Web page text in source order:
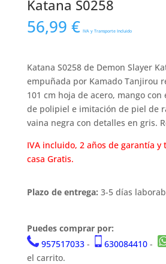
Katana S0258
56,99 € IVA y Transporte Incluido
Katana S0258 de Demon Slayer
empuñada por Kamado Tanjirou
101 cm hoja de acero, mango
de polipiel e imitación de piel de
vaina negra con detalles en gris.
IVA incluido, 2 años de garantía y
casa Gratis.
Plazo de entrega: 3-5 días
Puedes comprar por:
957517033- 630084410-
el carrito.